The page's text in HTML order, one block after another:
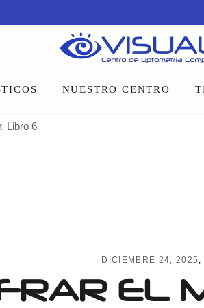
NUESTRO CENTRO
Libro 6
DICIEMBRE 24, 2025
EL